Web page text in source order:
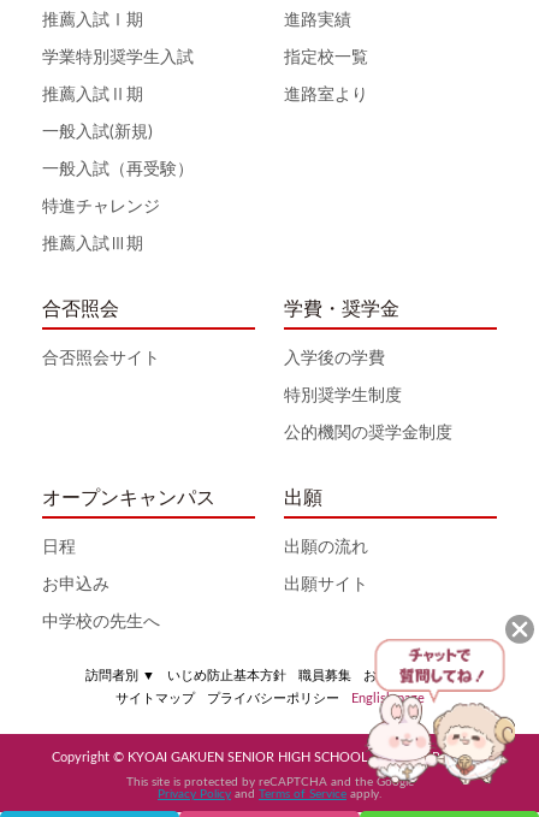
推薦入試Ⅰ期
学業特別奨学生入試
推薦入試Ⅱ期
一般入試(新規)
一般入試（再受験）
特進チャレンジ
推薦入試Ⅲ期
進路実績
指定校一覧
進路室より
合否照会
合否照会サイト
学費・奨学金
入学後の学費
特別奨学生制度
公的機関の奨学金制度
オープンキャンパス
日程
お申込み
中学校の先生へ
出願
出願の流れ
出願サイト
訪問者別 ▼ いじめ防止基本方針 職員募集
お問い合わせ
サイトマップ
プライバシーポリシー English page
Copyright © KYOAI GAKUEN SENIOR HIGH SCHOOL All Rights Reserved
This site is protected by reCAPTCHA and the Google
Privacy Policy and Terms of Service apply.